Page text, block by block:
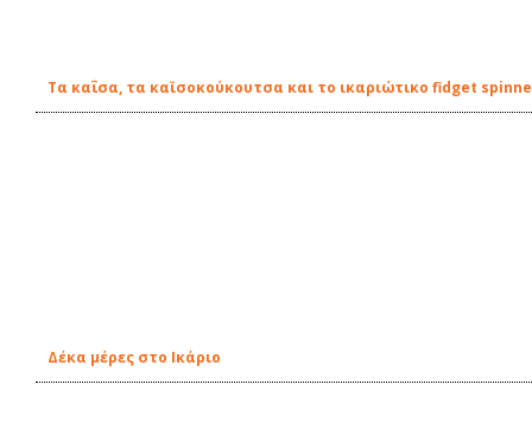
Τα καΐσα, τα καϊσοκούκουτσα και το ικαριώτικο fidget
Δέκα μέρες στο Ικάριο